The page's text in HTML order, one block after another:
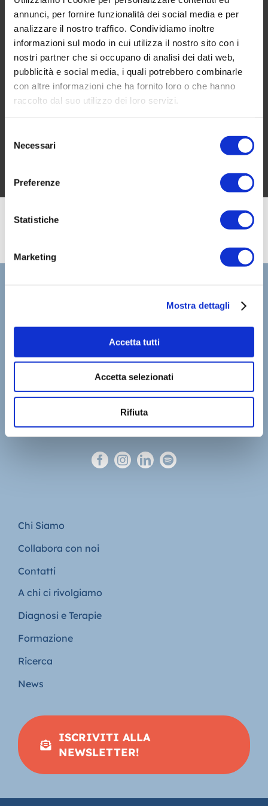
annunci, per fornire funzionalità dei social media e per
analizzare il nostro traffico. Condividiamo inoltre
informazioni sul modo in cui utilizza il nostro sito con i
nostri partner che si occupano di analisi dei dati web,
pubblicità e social media, i quali potrebbero combinarle
con altre informazioni che ha fornito loro o che hanno
raccolto dal suo utilizzo dei loro servizi.
delNecessari
Preferenze
Statistiche
Marketing
Mostra dettagli
Accetta tutti
Accetta selezionati
Rifiuta
Online Growth
BOOK A FREE CONSULTATION
inquiries@company.com
Call us
(555) 802-1234
Chi Siamo
Collabora con noi
Contatti
A chi ci rivolgiamo
Diagnosi e Terapie
Formazione
Ricerca
News
ISCRIVITI ALLA
NEWSLETTER!